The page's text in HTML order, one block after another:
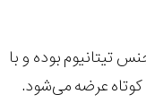
جنس تیتانیوم بوده و با
کوتاه عرضه می‌شود.